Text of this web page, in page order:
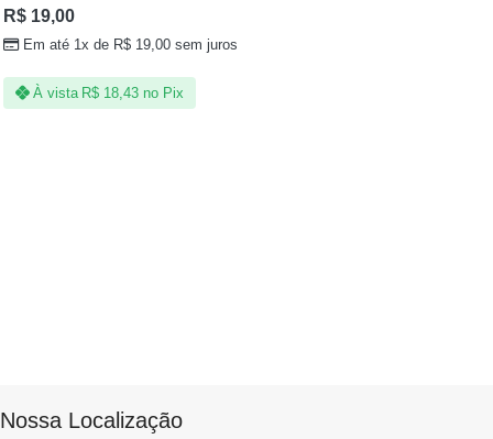
R$19,00
Em até 1x de R$ 19,00 sem juros
À vista R$ 18,43 no Pix
Nossa Localização